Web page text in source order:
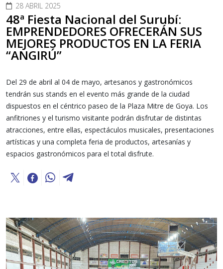
28 ABRIL 2025
48ª Fiesta Nacional del Surubí:
EMPRENDEDORES OFRECERÁN SUS
MEJORES PRODUCTOS EN LA FERIA
“ANGIRÚ”
Del 29 de abril al 04 de mayo, artesanos y gastronómicos
tendrán sus stands en el evento más grande de la ciudad
dispuestos en el céntrico paseo de la Plaza Mitre de Goya. Los
anfitriones y el turismo visitante podrán disfrutar de distintas
atracciones, entre ellas, espectáculos musicales, presentaciones
artísticas y una completa feria de productos, artesanías y
espacios gastronómicos para el total disfrute.